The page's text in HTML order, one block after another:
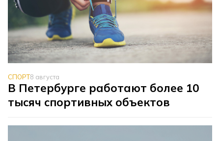
СПОРТ8 августа
В Петербурге работают более 10
тысяч спортивных объектов